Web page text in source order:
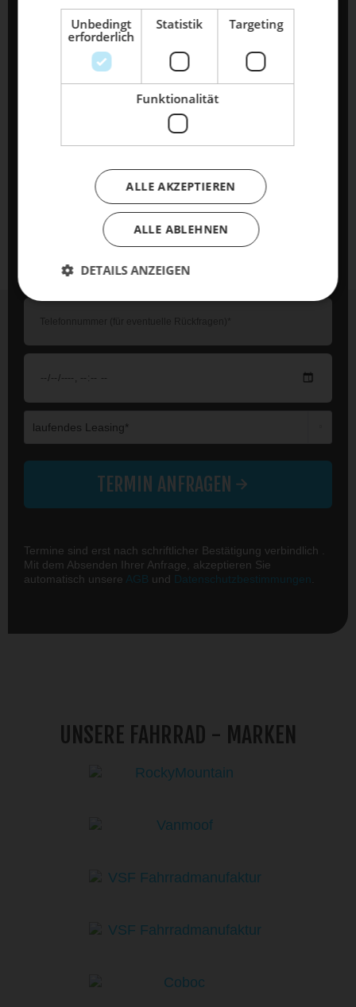
ihm den Service, den es verdient!
Dein Bike braucht Service, Wartung
oder ein Update?
Buche dir jetzt deinen Termin.
TERMIN ANFRAGEN
Termine sind erst nach schriftlicher Bestätigung verbindlich .
Mit dem Absenden Ihrer Anfrage, akzeptieren Sie
automatisch unsere AGB und Datenschutzbestimmungen
UNSERE FAHRRAD - MARKEN
Unbedingt
erforderlich
Statistik Targeting
Funktionalität
ALLE AKZEPTIEREN
ALLE ABLEHNEN
DETAILS ANZEIGEN